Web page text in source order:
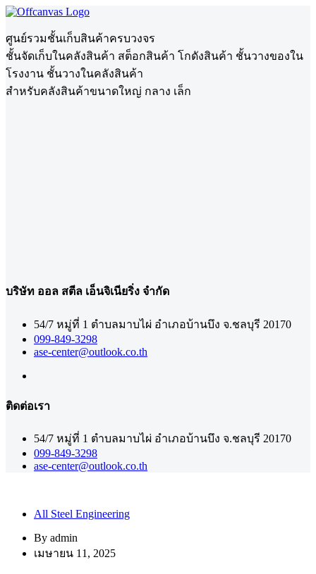
ศูนย์รวมชั้นเก็บสินค้าครบวงจร
ชั้นจัดเก็บในคลังสินค้า สต็อกสินค้า โกดังสินค้า ชั้นวางของใน
โรงงาน ชั้นวางในคลังสินค้า
สำหรับคลังสินค้าขนาดใหญ่ กลาง เล็ก
บริษัท ออล สตีล เอ็นจิเนียริ่ง จำกัด
54/7 หมู่ที่ 1 ตำบลมาบไผ่ อำเภอบ้านบึง จ.ชลบุรี 20170
099-849-3298
ase-center@outlook.co.th
ติดต่อเรา
54/7 หมู่ที่ 1 ตำบลมาบไผ่ อำเภอบ้านบึง จ.ชลบุรี 20170
099-849-3298
ase-center@outlook.co.th
All Steel Engineering
By admin
เมษายน 11, 2025